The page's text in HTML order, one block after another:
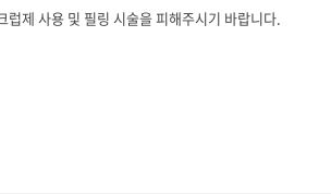
럽제 사용 및 필링 시술을 피해주시기 바랍니다.